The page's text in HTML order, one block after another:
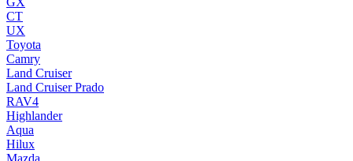
CT
UX
Toyota
Camry
Land Cruiser
Land Cruiser Prado
RAV4
Highlander
Aqua
Hilux
Mazda